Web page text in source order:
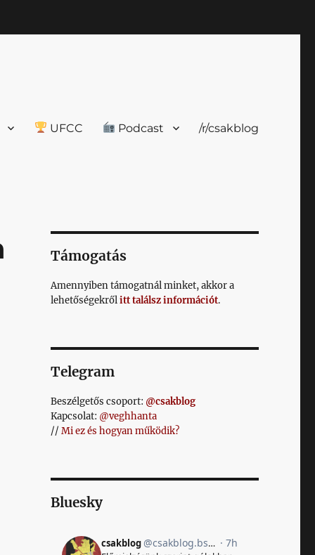
UFCC Podcast /r/csakblog
Támogatás
Amennyiben támogatnál minket, akkor a
lehetőségekrőlitt találsz információt.
Telegram
Beszélgetős csoport: @csakblog
Kapcsolat: @veghhanta
// Mi ez és hogyan működik?
Bluesky